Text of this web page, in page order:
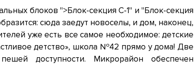
блоков ">Блок-секция С-1" и "Блок-секция
сюда заедут новоселы, и дом, наконец,
уже есть все самое необходимое: детские
детство», школа №42 прямо у дома! Две
доступности. Микрорайон обеспечен